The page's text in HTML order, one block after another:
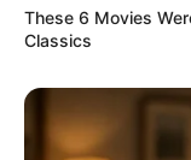
unserer
rege Treiben
dabei, wenn
These 6 Movies
Classics